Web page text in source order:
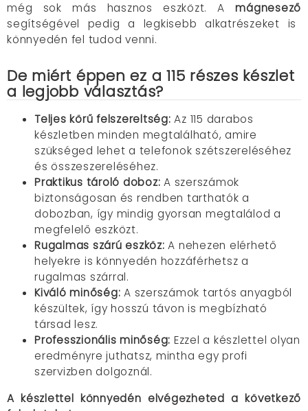
még sok más hasznos eszközt. Amágnesező
segítségével pedig a legkisebb alkatrészeket is
könnyedén fel tudod venni.
De miért éppen ez a 115 részes készlet
a legjobb választás?
Teljes körű felszereltség: Az 115 darabos
készletben minden megtalálható, amire
szükséged lehet a telefonok szétszereléséhez
és összeszereléséhez.
Praktikus tároló doboz: A szerszámok
biztonságosan és rendben tarthatók a
dobozban, így mindig gyorsan megtalálod a
megfelelő eszközt.
Rugalmas szárú eszköz: A nehezen elérhető
helyekre is könnyedén hozzáférhetsz a
rugalmas szárral.
Kiváló minőség: A szerszámok tartós anyagból
készültek, így hosszú távon is megbízható
társad lesz.
Professzionális minőség: Ezzel a készlettel olyan
eredményre juthatsz, mintha egy profi
szervizben dolgoznál.
A készlettel könnyedén elvégezheted a következő